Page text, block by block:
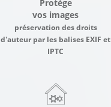
Protège
vos images
préservation des droits
d'auteur par les balises EXIF et
IPTC